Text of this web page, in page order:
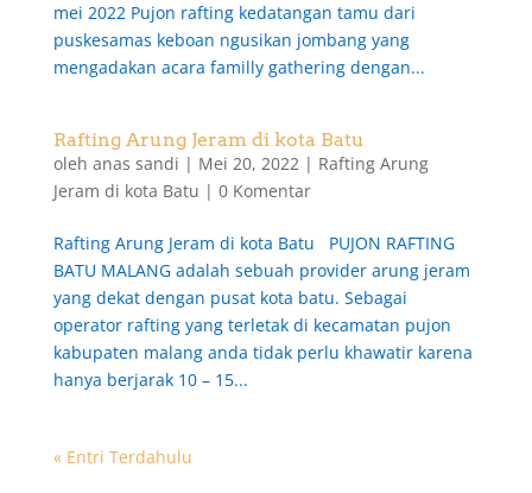
mei 2022 Pujon rafting kedatangan tamu dari
puskesamas keboan ngusikan jombang yang
mengadakan acara familly gathering dengan...
Rafting Arung Jeram di kota Batu
oleh anas sandi | Mei 20, 2022| Rafting Arung
Jeram di kota Batu | 0 Komentar
Rafting Arung Jeram di kota Batu PUJON RAFTING
BATU MALANG adalah sebuah provider arung jeram
yang dekat dengan pusat kota batu. Sebagai
operator rafting yang terletak di kecamatan pujon
kabupaten malang anda tidak perlu khawatir karena
hanya berjarak 10 – 15...
« Entri Terdahulu